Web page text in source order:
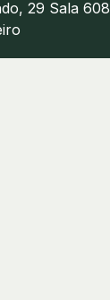
29 Sala